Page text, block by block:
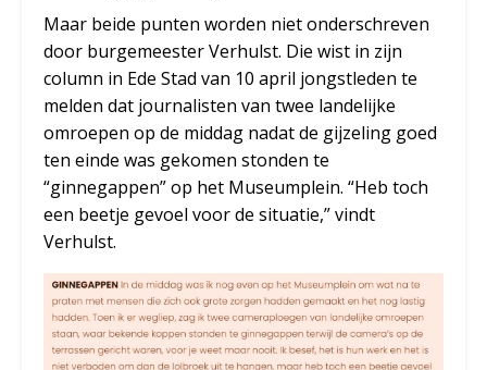
Maar beide punten worden niet onderschreven
door burgemeester Verhulst. Die wist in zijn
column in Ede Stad van 10 april jongstleden te
melden dat journalisten van twee landelijke
omroepen op de middag nadat de gijzeling goed
ten einde was gekomen stonden te
“ginnegappen” op het Museumplein. “Heb toch
een beetje gevoel voor de situatie,” vindt
Verhulst.